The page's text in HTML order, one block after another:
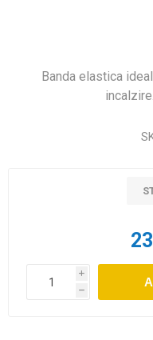
Banda elastica
i
h